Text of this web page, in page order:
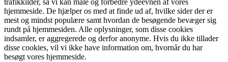
trafikkilder, så vi kan måle og forbedre ydeevnen af vores
hjemmeside. De hjælper os med at finde ud af, hvilke sider der er
mest og mindst populære samt hvordan de besøgende bevæger sig
rundt på hjemmesiden. Alle oplysninger, som disse cookies
indsamler, er aggregerede og derfor anonyme. Hvis du ikke tillader
disse cookies, vil vi ikke have information om, hvornår du har
besøgt vores hjemmeside.